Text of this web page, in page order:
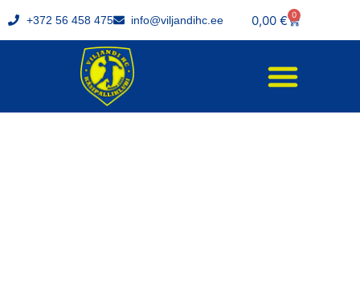
+372 56 458 475 info@viljandihc.ee 0,00 € 0